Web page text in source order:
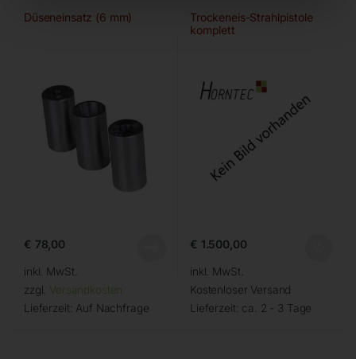
Düseneinsatz (6 mm)
€ 78,00
inkl. MwSt.
zzgl. Versandkosten
Lieferzeit: Auf Nachfrage
Trockeneis-Strahlpistole
komplett
€ 1.500,00
inkl. MwSt.
Kostenloser Versand
Lieferzeit: ca. 2 - 3 Tage